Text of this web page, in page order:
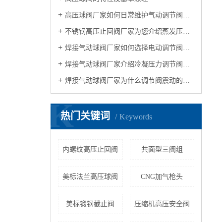
高压球阀厂家如何日常维护气动调节阀和安装使用注意事项
不锈钢高压止回阀厂家为您介绍蒸发压力调节阀
焊接气动球阀厂家如何选择电动调节阀合适的口径大小
焊接气动球阀厂家介绍冷凝压力调节阀和吸气压力调节阀
焊接气动球阀厂家为什么调节阀震动的原因
热门关键词 Keywords
K
内螺纹高压止回阀 共面型三阀组
美标法兰高压球阀 CNG加气枪头
美标锻钢截止阀 压缩机高压安全阀